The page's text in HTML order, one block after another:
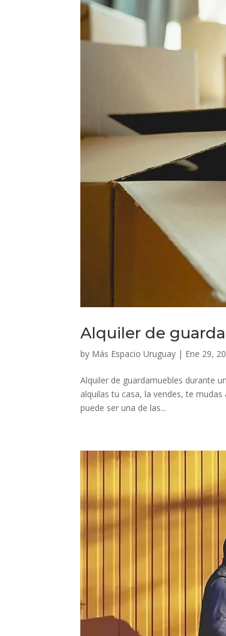
Alquiler de
by Más Espacio Uruguay | Ene 29,
Alquiler de guardamuebles durante
alquilas tu casa, la vendes, te
puede ser una de las...